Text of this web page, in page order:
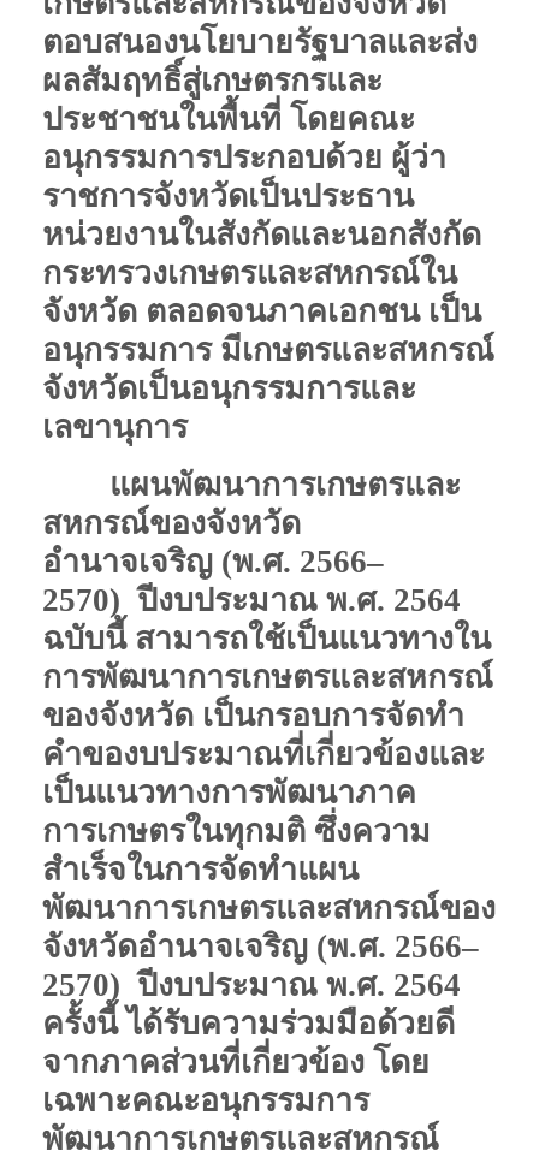
ตอบสนองนโยบายรัฐบาลและส่ง
ผลสัมฤทธิ์สู่เกษตรกรและ
ประชาชนในพื้นที่ โดยคณะ
อนุกรรมการประกอบด้วย ผู้ว่า
ราชการจังหวัดเป็นประธาน
หน่วยงานในสังกัดและนอกสังกัด
กระทรวงเกษตรและสหกรณ์ใน
จังหวัด ตลอดจนภาคเอกชน เป็น
อนุกรรมการ มีเกษตรและสหกรณ์
จังหวัดเป็นอนุกรรมการและ
เลขานุการ
แผนพัฒนาการเกษตรและ
สหกรณ์ของจังหวัด
อำนาจเจริญ (พ.ศ. 2566–
2570) ปีงบประมาณ พ.ศ. 2564
ฉบับนี้ สามารถใช้เป็นแนวทางใน
การพัฒนาการเกษตรและสหกรณ์
ของจังหวัด เป็นกรอบการจัดทำ
คำของบประมาณที่เกี่ยวข้องและ
เป็นแนวทางการพัฒนาภาค
การเกษตรในทุกมติ ซึ่งความ
สำเร็จในการจัดทำแผน
พัฒนาการเกษตรและสหกรณ์ของ
จังหวัดอำนาจเจริญ (พ.ศ. 2566–
2570) ปีงบประมาณ พ.ศ. 2564
ครั้งนี้ ได้รับความร่วมมือด้วยดี
จากภาคส่วนที่เกี่ยวข้อง โดย
เฉพาะคณะอนุกรรมการ
พัฒนาการเกษตรและสหกรณ์